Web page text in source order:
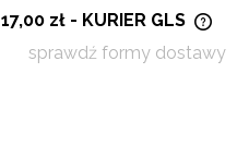
17,00 zł - KURIER GLS
sprawdź formy dostawy